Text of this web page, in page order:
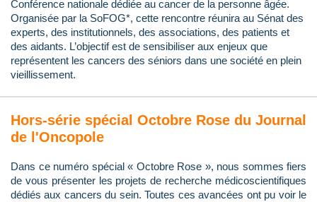
Conférence nationale dédiée au cancer de la personne âgée.
Organisée par la SoFOG*, cette rencontre réunira au Sénat des
experts, des institutionnels, des associations, des patients et
des aidants. L’objectif est de sensibiliser aux enjeux que
représentent les cancers des séniors dans une société en plein
vieillissement.
Hors-série spécial Octobre Rose du Journal
de l'Oncopole
Dans ce numéro spécial « Octobre Rose », nous sommes fiers
de vous présenter les projets de recherche médicoscientifiques
dédiés aux cancers du sein. Toutes ces avancées ont pu voir le